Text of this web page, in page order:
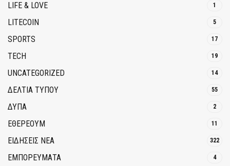
LIFE & LOVE 1
LITECOIN 5
SPORTS 17
TECH 19
UNCATEGORIZED 14
ΔΕΛΤΙΑ ΤΥΠΟΥ 55
ΔΥΠΑ 2
ΕΘΈΡΕΟΥΜ 11
ΕΙΔΗΣΕΙΣ ΝΕΑ 322
ΕΜΠΟΡΕΥΜΑΤΑ 4